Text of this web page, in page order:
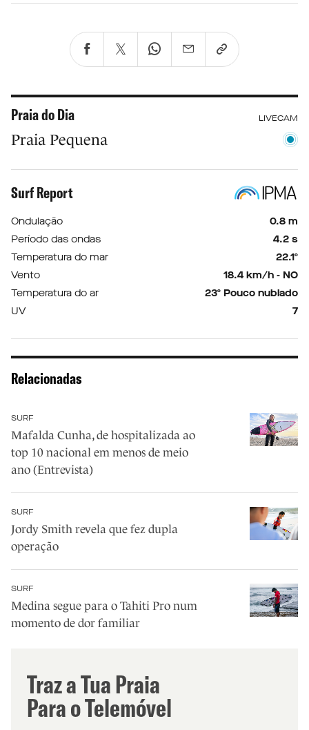
Praia do Dia LIVECAM
Praia Pequena
Surf Report
Ondulação
0.8 m
Período das ondas
4.2 s
Temperatura do mar
22.1º
Vento
18.4 km/h - NO
Temperatura do ar
23º Pouco nublado
UV
7
Relacionadas
SURF
Mafalda Cunha, de hospitalizada ao
top 10 nacional em menos de meio
ano (Entrevista)
SURF
Jordy Smith revela que fez dupla
operação
SURF
Medina segue para o Tahiti Pro num
momento de dor familiar
Traz a Tua Praia
Para o Telemóvel